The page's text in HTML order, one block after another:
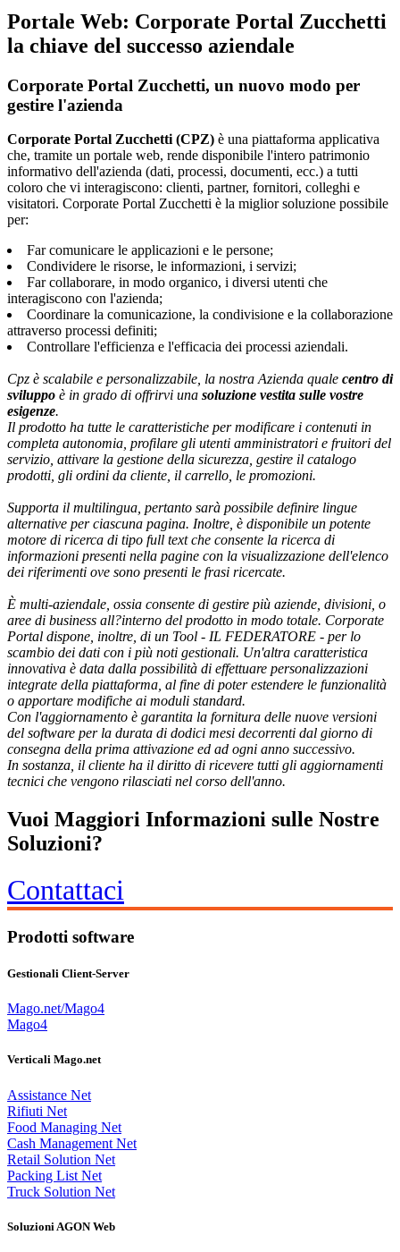
Portale Web: Corporate Portal Zucchetti
la chiave del successo aziendale
Corporate Portal Zucchetti, un nuovo modo per
gestire l'azienda
Corporate Portal Zucchetti (CPZ) è una piattaforma applicativa
che, tramite un portale web, rende disponibile l'intero patrimonio
informativo dell'azienda (dati, processi, documenti, ecc.) a tutti
coloro che vi interagiscono: clienti, partner, fornitori, colleghi e
visitatori. Corporate Portal Zucchetti è la miglior soluzione possibile
per:
Far comunicare le applicazioni e le persone;
Condividere le risorse, le informazioni, i servizi;
Far collaborare, in modo organico, i diversi utenti che
interagiscono con l'azienda;
Coordinare la comunicazione, la condivisione e la collaborazione
attraverso processi definiti;
Controllare l'efficienza e l'efficacia dei processi aziendali.
Cpz è scalabile e personalizzabile, la nostra Azienda quale centro di
sviluppo è in grado di offrirvi una soluzione vestita sulle vostre
esigenze.
Il prodotto ha tutte le caratteristiche per modificare i contenuti in
completa autonomia, profilare gli utenti amministratori e fruitori del
servizio, attivare la gestione della sicurezza, gestire il catalogo
prodotti, gli ordini da cliente, il carrello, le promozioni.
Supporta il multilingua, pertanto sarà possibile definire lingue
alternative per ciascuna pagina. Inoltre, è disponibile un potente
motore di ricerca di tipo full text che consente la ricerca di
informazioni presenti nella pagine con la visualizzazione dell'elenco
dei riferimenti ove sono presenti le frasi ricercate.
È multi-aziendale, ossia consente di gestire più aziende, divisioni, o
aree di business all?interno del prodotto in modo totale. Corporate
Portal dispone, inoltre, di un Tool - IL FEDERATORE - per lo
scambio dei dati con i più noti gestionali. Un'altra caratteristica
innovativa è data dalla possibilità di effettuare personalizzazioni
integrate della piattaforma, al fine di poter estendere le funzionalità
o apportare modifiche ai moduli standard.
Con l'aggiornamento è garantita la fornitura delle nuove versioni
del software per la durata di dodici mesi decorrenti dal giorno di
consegna della prima attivazione ed ad ogni anno successivo.
In sostanza, il cliente ha il diritto di ricevere tutti gli aggiornamenti
tecnici che vengono rilasciati nel corso dell'anno.
Vuoi Maggiori Informazioni sulle Nostre
Soluzioni?
Contattaci
Prodotti software
Gestionali Client-Server
Mago.net/Mago4
Mago4
Verticali Mago.net
Assistance Net
Rifiuti Net
Food Managing Net
Cash Management Net
Retail Solution Net
Packing List Net
Truck Solution Net
Soluzioni AGON Web